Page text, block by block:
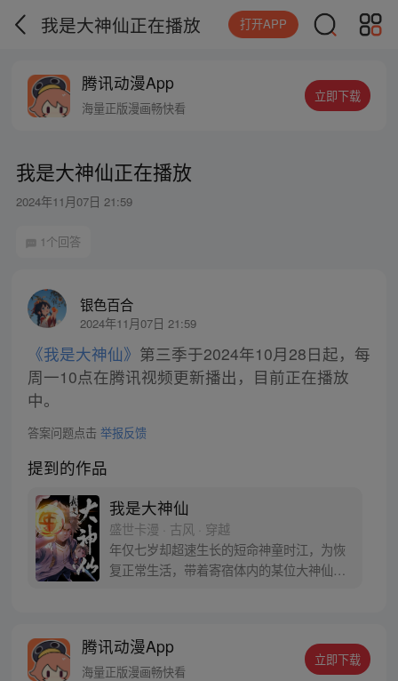
我是大神仙正在播放 打开APP
腾讯动漫App
海量正版漫画畅快看
立即下载
我是大神仙正在播放
2024年11月07日 21:59
1个回答
银色百合
2024年11月07日 21:59
《我是大神仙》 第三季于2024年10月28日起，每
周一10点在腾讯视频更新播出，目前正在播放
中。
答案问题点击 举报反馈
提到的作品
我是大神仙
盛世卡漫 · 古风 · 穿越
年仅七岁却超速生长的短命神童时江，为恢
复正常生活，带着寄宿体内的某位大神仙闯
腾讯动漫App
海量正版漫画畅快看
立即下载